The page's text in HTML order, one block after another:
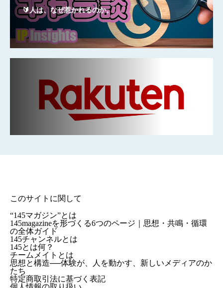
🔰人は、なぜ惹かれるのか。
このサイトに関して
“145マガジン”とは
145magazineを形づくる6つのページ｜思想・共鳴・循環
の全体ガイド
145チャンネルとは
145とは何？
チームメイトとは
思想と構造──体験が、人を動かす、新しいメディアのか
たち
特定商取引法に基づく表記